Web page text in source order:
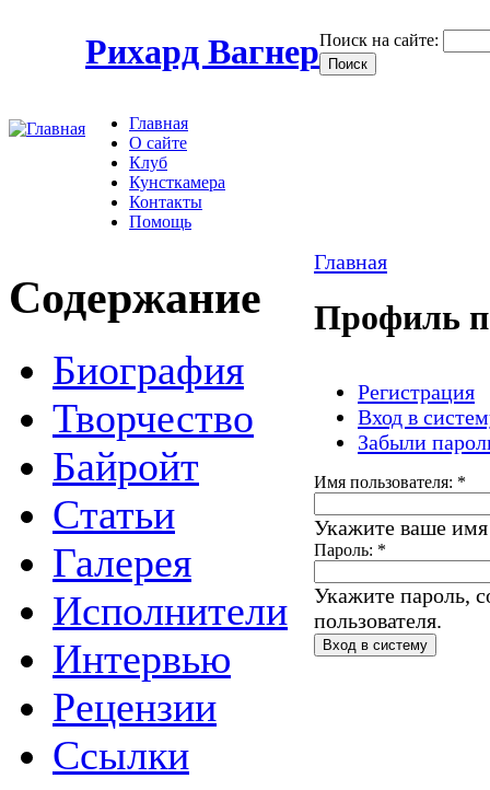
Рихард ВагнерПоиск на сайте:
Главная
О сайте
Клуб
Кунсткамера
Контакты
Помощь
Содержание
Биография
Творчество
Байройт
Статьи
Галерея
Исполнители
Интервью
Рецензии
Ссылки
Главная
Профиль
Регистрация
Вход в
Забыли
Имя пользователя: *
Укажите ваше имя
Пароль: *
Укажите пароль,
пользователя.